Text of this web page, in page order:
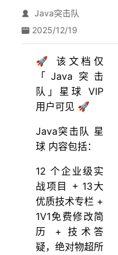
Java突击队
2025/12/19
🚀 该文档仅
「Java突击
队」星球 VIP
用户可见 🚀
Java突击队 星
球 内容包括：
12 个企业级实
战项目 + 13大
优质技术专栏 +
1V1免费修改简
历 + 技术答
疑，绝对物超所